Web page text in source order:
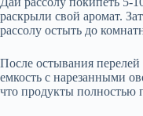
раскрыли свой аромат.
рассолу остыть до
После остывания
емкость с нарезанными
что продукты полностью